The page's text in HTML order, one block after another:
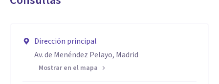
Dirección principal
Av. de Menéndez Pelayo, Madrid
Mostrar en el mapa